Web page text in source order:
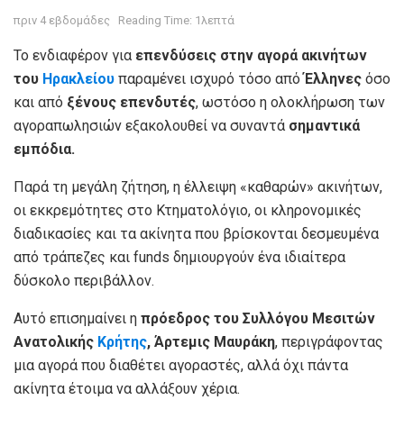
πριν 4 εβδομάδες Reading Time: 1λεπτά
Το ενδιαφέρον για επενδύσεις στην αγορά ακινήτων
του Ηρακλείου παραμένει ισχυρό τόσο απόΈλληνες όσο
και από ξένους επενδυτές, ωστόσο η ολοκλήρωση των
αγοραπωλησιών εξακολουθεί να συναντά σημαντικά
εμπόδια.
Παρά τη μεγάλη ζήτηση, η έλλειψη «καθαρών» ακινήτων,
οι εκκρεμότητες στο Κτηματολόγιο, οι κληρονομικές
διαδικασίες και τα ακίνητα που βρίσκονται δεσμευμένα
από τράπεζες και funds δημιουργούν ένα ιδιαίτερα
δύσκολο περιβάλλον.
Αυτό επισημαίνει η πρόεδρος του Συλλόγου Μεσιτών
Ανατολικής Κρήτης, Άρτεμις Μαυράκη, περιγράφοντας
μια αγορά που διαθέτει αγοραστές, αλλά όχι πάντα
ακίνητα έτοιμα να αλλάξουν χέρια.